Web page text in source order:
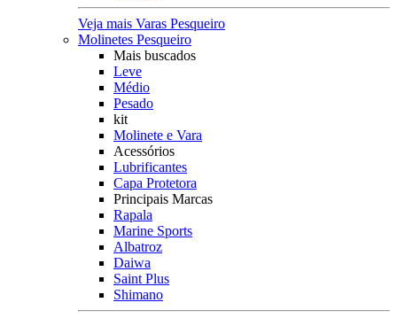
Veja mais Varas Pesqueiro
Molinetes Pesqueiro
Mais buscados
Leve
Médio
Pesado
kit
Molinete e Vara
Acessórios
Lubrificantes
Capa Protetora
Principais Marcas
Rapala
Marine Sports
Albatroz
Daiwa
Saint Plus
Shimano